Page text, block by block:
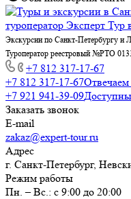
Экскурсии по Санкт-Петербургу и
Туроператор реестровый №РТО
+7 812 317-17-67
+7 812 317-17-67
+7 921 941-39-09
Заказать звонок
E-mail
zakaz@expert-tour.ru
Адрес
г. Санкт-Петербург,
Режим работы
Пн. – Вс.: с 9:00 до 20:00